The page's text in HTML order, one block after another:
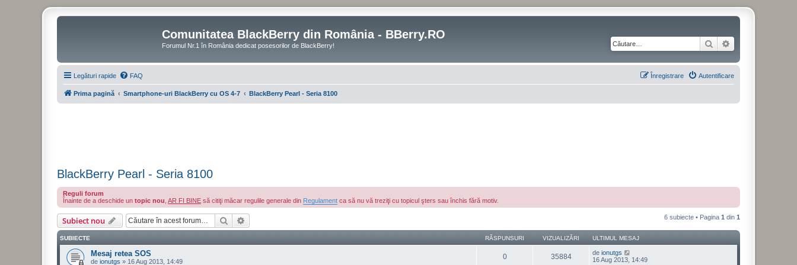
Comunitatea BlackBerry din România - BBerry.RO
Forumul Nr.1 în România dedicat posesorilor de BlackBerry! Căutare
Legături rapide FAQ Autentificare
Înregistrare
Prima pagină Smartphone-uri BlackBerry cu OS 4-7 BlackBerry Pearl - Seria 8100
BlackBerry Pearl - Seria 8100
Reguli forum
Înainte de a deschide un topic nou AR FI BINE să citiţi măcar regulile generale din Regulament ca să nu vă treziţi cu topicul şters sau închis fără motiv.
Subiect nou Căutare 6 subiecte • Pagina 1 din 1
SUBIECTE RĂSPUNSURI VIZUALIZĂRI ULTIMUL MESAJ
Mesaj retea SOS
de ionutgs » 16 Aug 2013, 14:49
0 35884 de ionutgs
16 Aug 2013, 14:49